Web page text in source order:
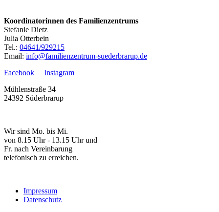
Koordinatorinnen des Familienzentrums
Stefanie Dietz
Julia Otterbein
Tel.: 04641/929215
Email: info@familienzentrum-suederbrarup.de
Facebook
Instagram
Mühlenstraße 34
24392 Süderbrarup
Wir sind Mo. bis Mi.
von 8.15 Uhr - 13.15 Uhr und
Fr. nach Vereinbarung
telefonisch zu erreichen.
Impressum
Datenschutz